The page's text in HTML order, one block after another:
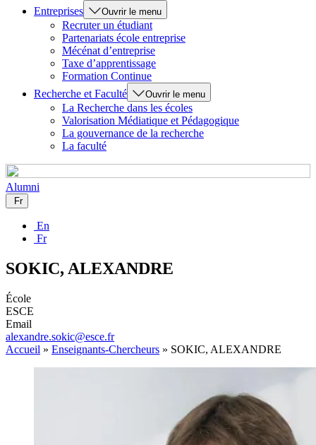
Entreprises
Ouvrir le menu
Recruter un étudiant
Partenariats école entreprise
Mécénat d’entreprise
Taxe d’apprentissage
Formation Continue
Recherche et Faculté
Ouvrir le menu
La Recherche dans les écoles
Valorisation Médiatique et Pédagogique
La gouvernance de la recherche
La faculté
Alumni
Fr
En
Fr
SOKIC, ALEXANDRE
École
ESCE
Email
alexandre.sokic@esce.fr
Accueil » Enseignants-Chercheurs » SOKIC, ALEXANDRE